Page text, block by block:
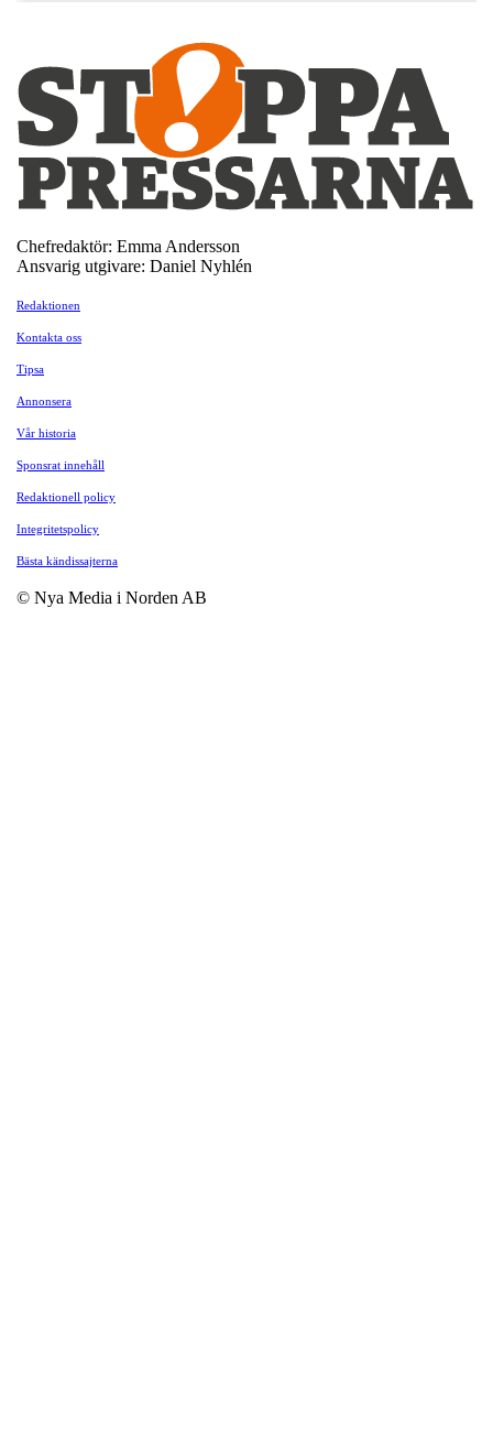
Chefredaktör: Emma Andersson
Ansvarig utgivare: Daniel Nyhlén
Redaktionen
Kontakta oss
Tipsa
Annonsera
Vår historia
Sponsrat innehåll
Redaktionell policy
Integritetspolicy
Bästa kändissajterna
© Nya Media i Norden AB